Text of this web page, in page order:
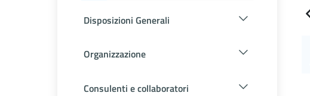
Disposizioni Generali
Organizzazione
Consulenti e collaboratori